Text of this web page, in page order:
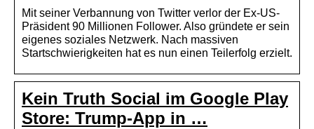
Mit seiner Verbannung von Twitter verlor der Ex-US-
Präsident 90 Millionen Follower. Also gründete er sein
eigenes soziales Netzwerk. Nach massiven
Startschwierigkeiten hat es nun einen Teilerfolg erzielt.
Kein Truth Social im Google Play
Store: Trump-App in …